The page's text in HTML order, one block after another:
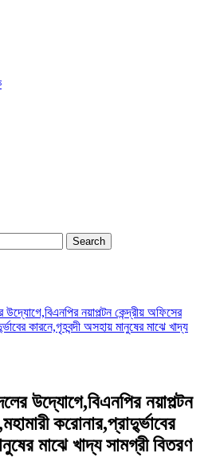
উদ্যোগে,বিএনপির নয়াপল্টন কেন্দ্রীয় অফিসের
কারনে,গৃহবন্দী অসহায় মানুষের মাঝে খাদ্য
উদ্যোগে,বিএনপির নয়াপল্টন
করোনার,প্রাদু্র্ভাবের
মাঝে খাদ্য সামগ্রী বিতরণ